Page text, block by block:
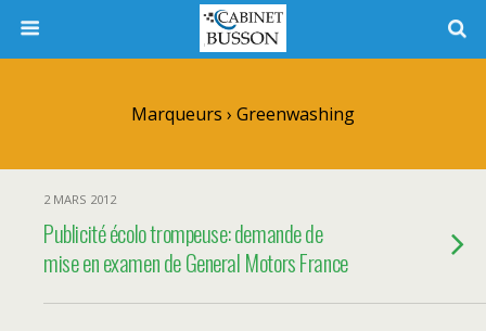
Marqueurs › Greenwashing
2 MARS 2012
Publicité écolo trompeuse: demande de
mise en examen de General Motors France